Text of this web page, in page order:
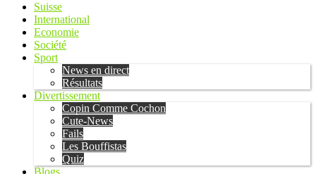
Suisse
International
Economie
Société
Sport
News en direct
Résultats
Divertissement
Copin Comme Cochon
Cute-News
Fails
Les Bouffistas
Quiz
Blogs